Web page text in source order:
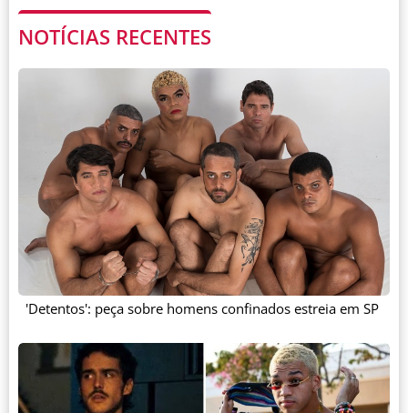
NOTÍCIAS RECENTES
'Detentos': peça sobre homens confinados estreia em SP